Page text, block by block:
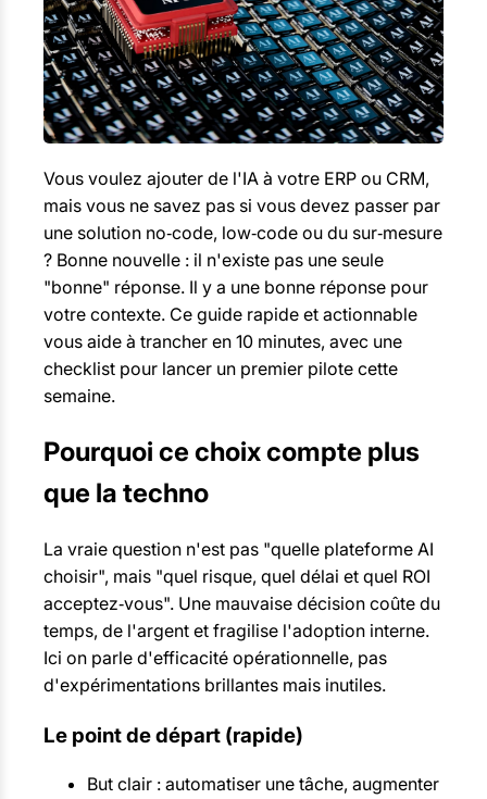
Vous voulez ajouter de l'IA à votre ERP ou CRM,
mais vous ne savez pas si vous devez passer par
une solution no‑code, low‑code ou du sur‑mesure
? Bonne nouvelle : il n'existe pas une seule
"bonne" réponse. Il y a une bonne réponse pour
votre contexte. Ce guide rapide et actionnable
vous aide à trancher en 10 minutes, avec une
checklist pour lancer un premier pilote cette
semaine.
Pourquoi ce choix compte plus
que la techno
La vraie question n'est pas "quelle plateforme AI
choisir", mais "quel risque, quel délai et quel ROI
acceptez‑vous". Une mauvaise décision coûte du
temps, de l'argent et fragilise l'adoption interne.
Ici on parle d'efficacité opérationnelle, pas
d'expérimentations brillantes mais inutiles.
Le point de départ (rapide)
But clair : automatiser une tâche, augmenter